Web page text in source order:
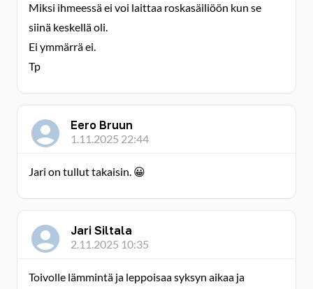
Miksi ihmeessä ei voi laittaa roskasäiliöön kun se
siinä keskellä oli.
Ei ymmärrä ei.
Tp
Eero Bruun
1.11.2025 22:44
Jari on tullut takaisin. 😀
Jari Siltala
2.11.2025 10:35
Toivolle lämmintä ja leppoisaa syksyn aikaa ja